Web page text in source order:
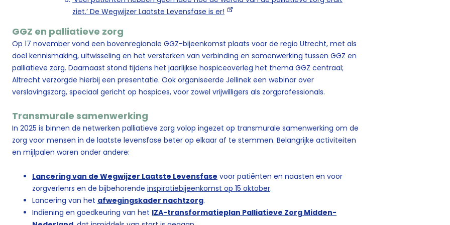
ziet.’ De Wegwijzer Laatste Levensfase is er!
GGZ en palliatieve zorg
Op 17 november vond een bovenregionale GGZ-bijeenkomst plaats voor de regio Utrecht, met als
doel kennismaking, uitwisseling en het versterken van verbinding en samenwerking tussen GGZ en
palliatieve zorg. Daarnaast stond tijdens het jaarlijkse hospiceoverleg het thema GGZ centraal;
Altrecht verzorgde hierbij een presentatie. Ook organiseerde Jellinek een webinar over
verslavingszorg, speciaal gericht op hospices, voor zowel vrijwilligers als zorgprofessionals.
Transmurale samenwerking
In 2025 is binnen de netwerken palliatieve zorg volop ingezet op transmurale samenwerking om de
zorg voor mensen in de laatste levensfase beter op elkaar af te stemmen. Belangrijke activiteiten
en mijlpalen waren onder andere:
Lancering van de Wegwijzer Laatste Levensfase voor patiënten en naasten en voor
zorgverlenrs en de bijbehorende inspiratiebijeenkomst op 15 oktober.
Lancering van het afwegingskader nachtzorg.
Indiening en goedkeuring van het IZA-transformatieplan Palliatieve Zorg Midden-